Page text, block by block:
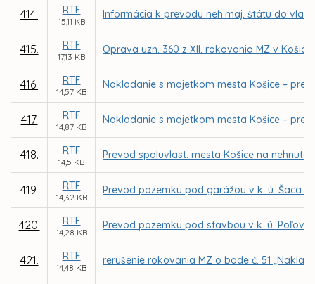
414. RTF
15,11 KB
Informácia k prevodu neh.maj. štátu do
415. RTF
17,13 KB
Oprava uzn. 360 z XII. rokovania MZ v
416. RTF
14,57 KB
Nakladanie s majetkom mesta Košice –
417. RTF
14,87 KB
Nakladanie s majetkom mesta Košice –
418. RTF
14,5 KB
Prevod spoluvlast. mesta Košice na
419. RTF
14,32 KB
Prevod pozemku pod garážou v k. ú. Šaca
420. RTF
14,28 KB
Prevod pozemku pod stavbou v k. ú. Poľov
421. RTF
14,48 KB
rerušenie rokovania MZ o bode č. 51